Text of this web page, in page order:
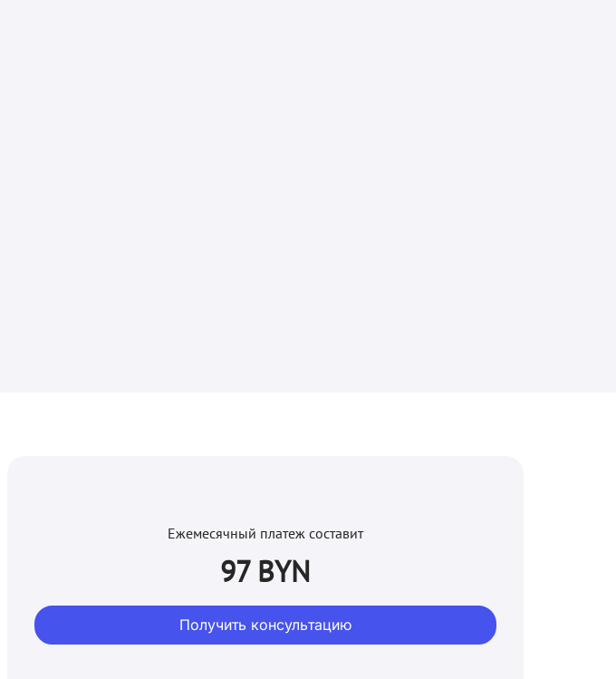
Ежемесячный платеж составит
97 BYN
Получить консультацию